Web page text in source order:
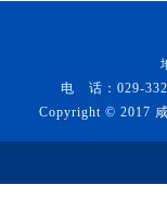
电 话：029-
Copyright © 2017